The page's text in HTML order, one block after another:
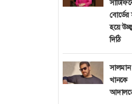
হয়ে
দিঠি
সালমান
খানকে